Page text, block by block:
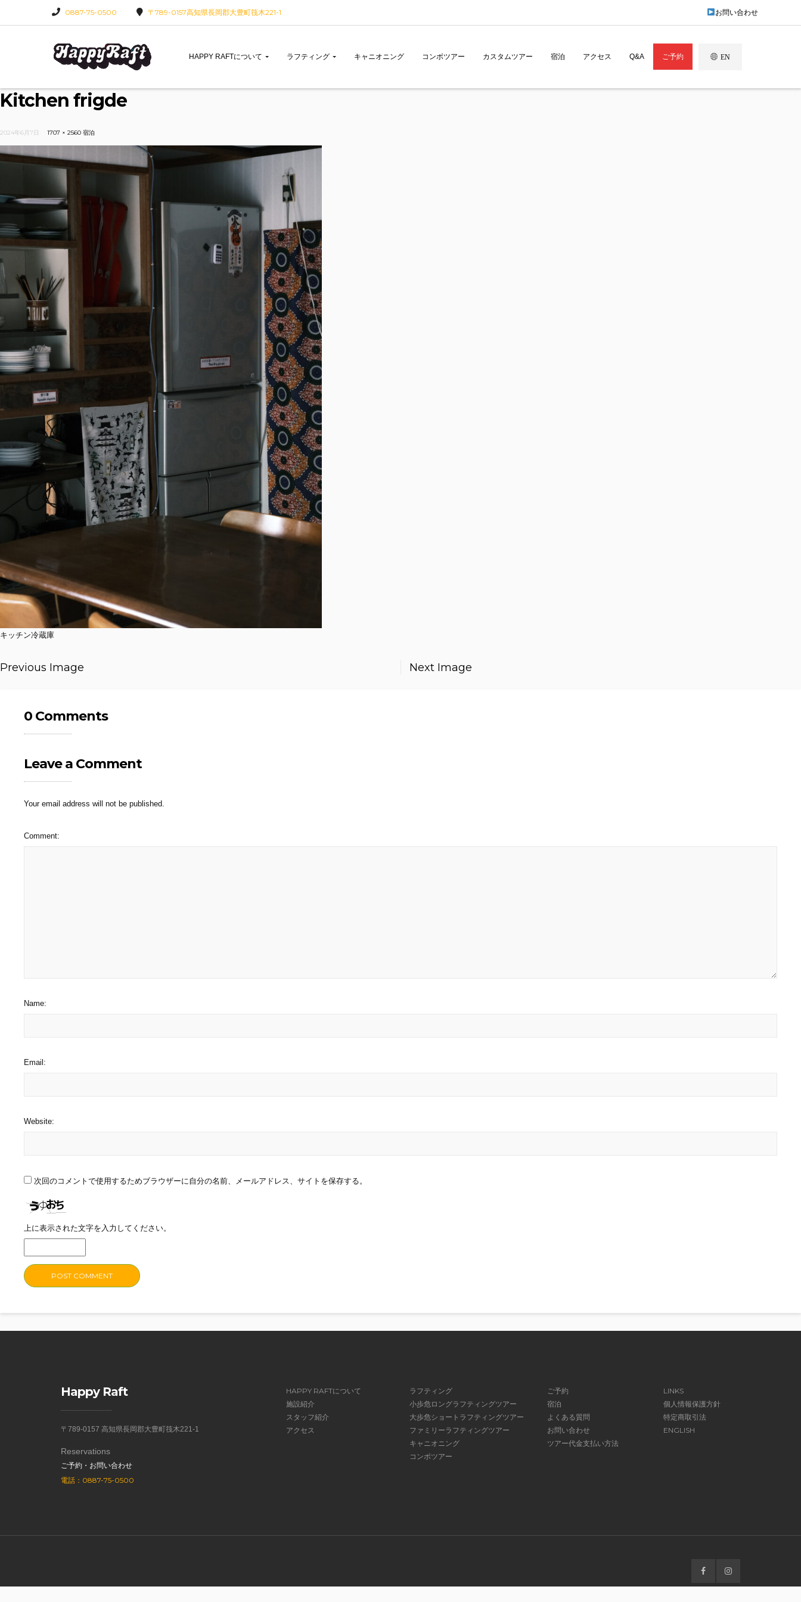
0887-75-0500 〒789-0157高知県長岡郡大豊町筏木221-1 お問い合わせ
HAPPY RAFTについて ラフティング キャニオニング コンボツアー カスタムツアー 宿泊 アクセス Q&A ご予約 EN
Kitchen frigde
2024年6月7日 1707 × 2560 宿泊
キッチン冷蔵庫
Previous Image Next Image
0 Comments
Leave a Comment
Your email address will not be published.
Comment:
Name:
Email:
Website:
次回のコメントで使用するためブラウザーに自分の名前、メールアドレス、サイトを保存する。
上に表示された文字を入力してください。
Happy Raft
〒789-0157 高知県長岡郡大豊町筏木221-1
Reservations
ご予約・お問い合わせ
電話：0887-75-0500
HAPPY RAFTについて
施設紹介
スタッフ紹介
アクセス
ラフティング
小歩危ロングラフティングツアー
大歩危ショートラフティングツアー
ファミリーラフティングツアー
キャニオニング
コンボツアー
ご予約
宿泊
よくある質問
お問い合わせ
ツアー代金支払い方法
LINKS
個人情報保護方針
特定商取引法
ENGLISH